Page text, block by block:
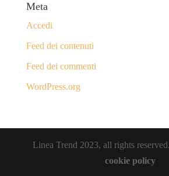
Meta
Accedi
Feed dei contenuti
Feed dei commenti
WordPress.org
Linea Trend 2023, all rights
cookie policy